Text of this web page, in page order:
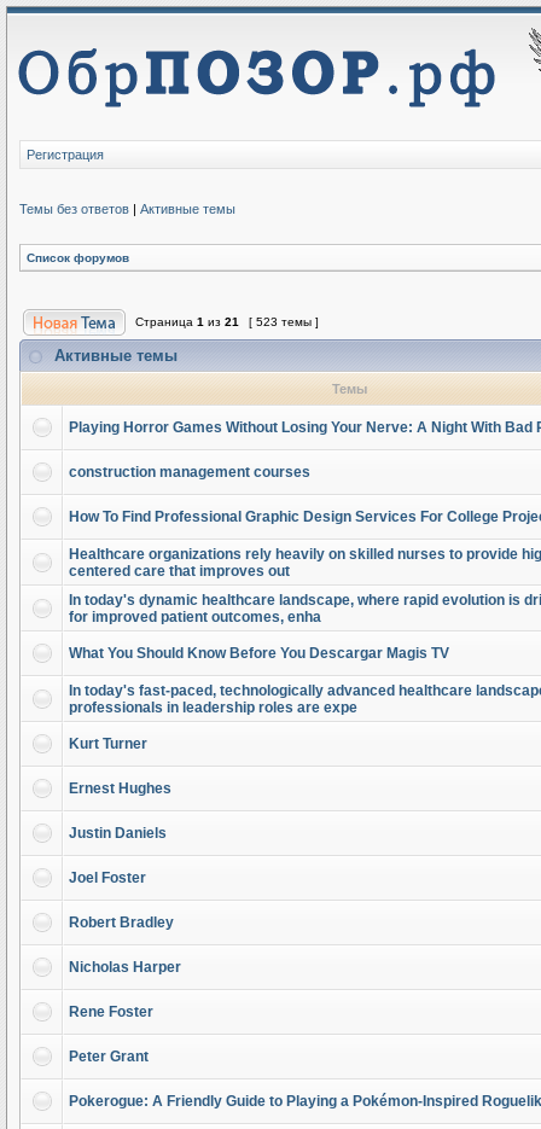
Регистрация
Темы без ответов | Активные темы
Список форумов
Страница 1 из 21 [ 523 темы ]
Активные темы
Темы
Playing Horror Games Without Losing Your Nerve: A Night With Bad
construction management courses
How To Find Professional Graphic Design Services For College
Healthcare organizations rely heavily on skilled nurses to provide
centered care that improves out
In today's dynamic healthcare landscape, where rapid evolution is
for improved patient outcomes, enha
What You Should Know Before You Descargar Magis TV
In today's fast-paced, technologically advanced healthcare
professionals in leadership roles are expe
Kurt Turner
Ernest Hughes
Justin Daniels
Joel Foster
Robert Bradley
Nicholas Harper
Rene Foster
Peter Grant
Pokerogue: A Friendly Guide to Playing a Pokémon-Inspired